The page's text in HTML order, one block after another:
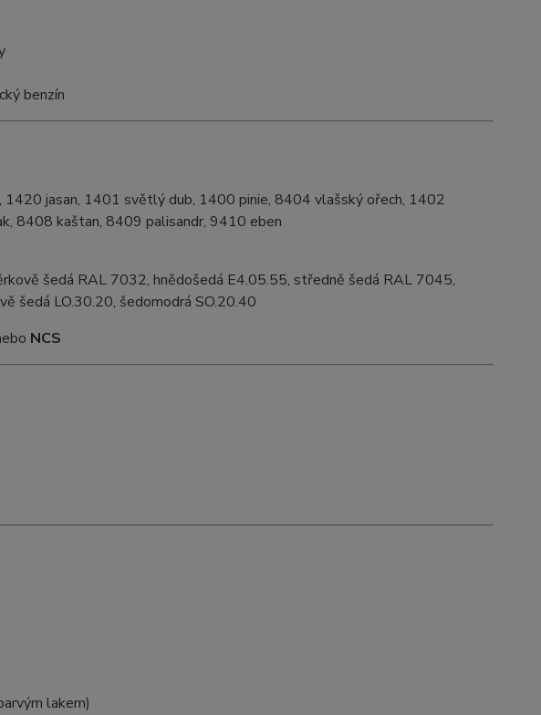
benzín
jasan, 1401 světlý dub, 1400 pinie, 8404 vlašský ořech, 1402
8408 kaštan, 8409 palisandr, 9410 eben
šedá RAL 7032, hnědošedá E4.05.55, středně šedá RAL 7045,
šedá LO.30.20, šedomodrá SO.20.40
NCS
lakem)